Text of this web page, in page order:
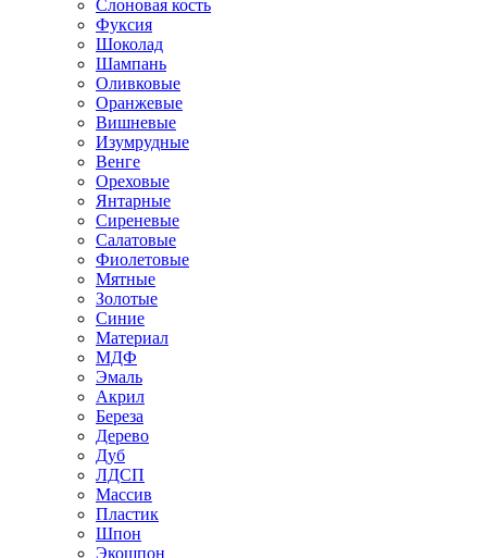
Слоновая кость
Фуксия
Шоколад
Шампань
Оливковые
Оранжевые
Вишневые
Изумрудные
Венге
Ореховые
Янтарные
Сиреневые
Салатовые
Фиолетовые
Мятные
Золотые
Синие
Материал
МДФ
Эмаль
Акрил
Береза
Дерево
Дуб
ЛДСП
Массив
Пластик
Шпон
Экошпон